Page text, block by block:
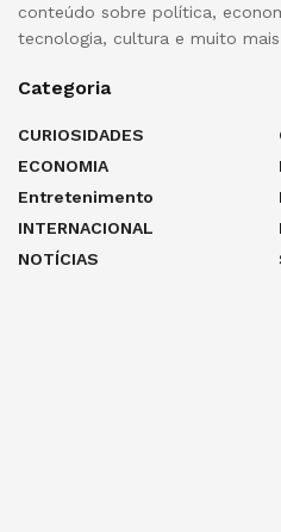
conteúdo sobre política,
tecnologia, cultura e muito
Categoria
CURIOSIDADES
ECONOMIA
Entretenimento
INTERNACIONAL
NOTÍCIAS